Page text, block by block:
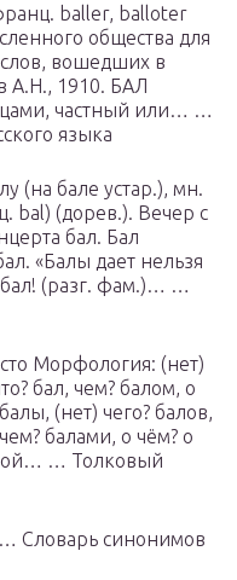
baller, balloter
общества для
вошедших в
А.Н., 1910. БАЛ
частный или… …
языка
(на бале устар.), мн.
bal) (дорев.). Вечер с
бал. Бал
«Балы дает нельзя
бал! (разг. фам.)… …
Морфология: (нет)
бал, чем? балом, о
(нет) чего? балов,
балами, о чём? о
… Толковый
Словарь синонимов